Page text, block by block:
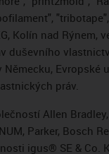
Kolín nad
duševního
práv.
Allen
Parker,
igus® SE & Co.